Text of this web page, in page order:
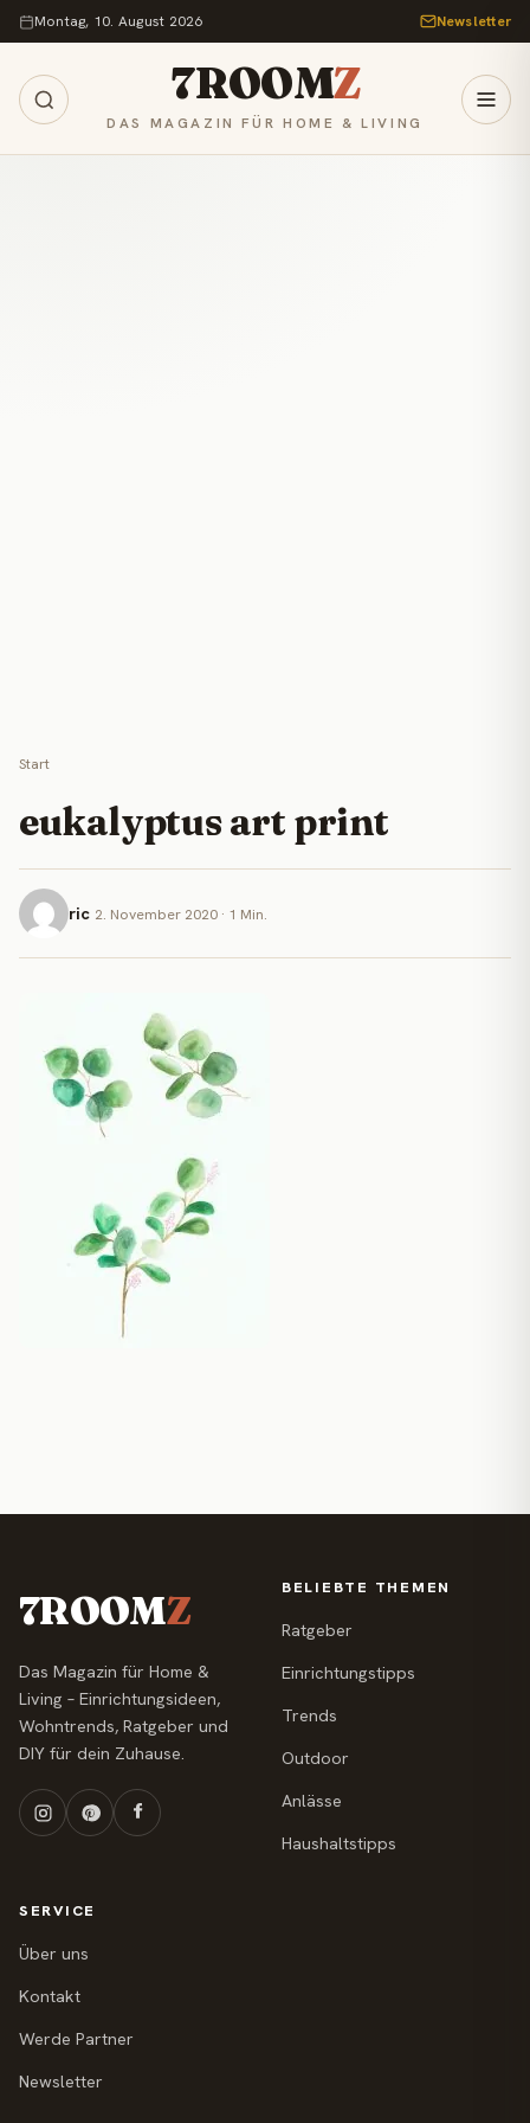
Zum Inhalt springen
Montag, 10. August 2026 Newsletter
7ROOMZ
DAS MAGAZIN FÜR HOME & LIVING
Start
eukalyptus art print
ric 2. November 2020 · 1 Min.
7ROOMZ
Das Magazin für Home &
Living – Einrichtungsideen,
Wohntrends, Ratgeber und
DIY für dein Zuhause.
BELIEBTE THEMEN
Ratgeber
Einrichtungstipps
Trends
Outdoor
Anlässe
Haushaltstipps
SERVICE
Über uns
Kontakt
Werde Partner
Newsletter